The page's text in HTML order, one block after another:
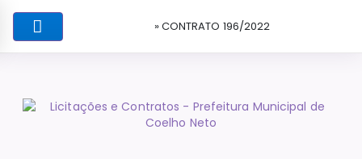
» CONTRATO 196/2022